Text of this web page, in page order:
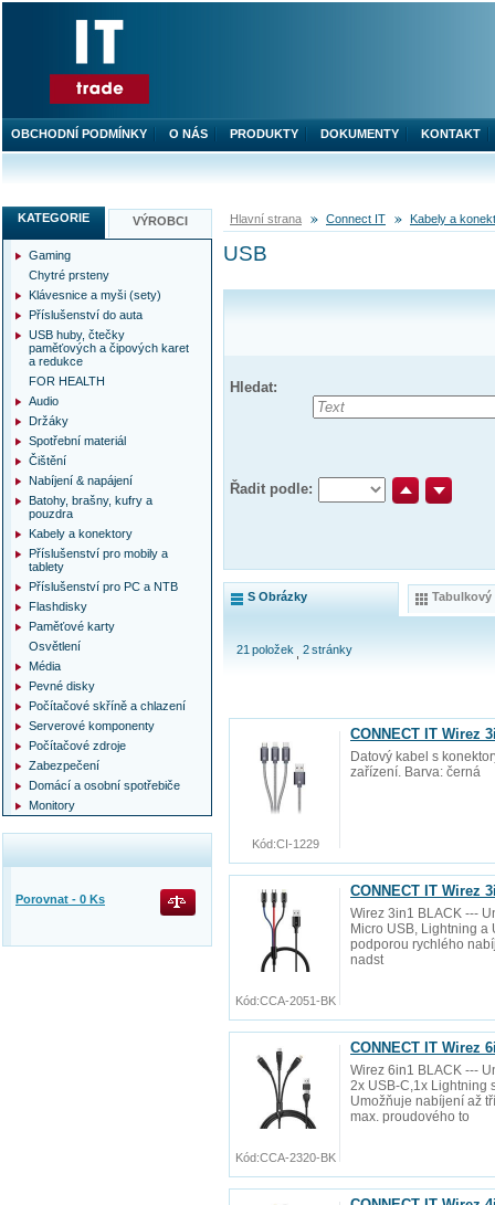
Hlavní strana Connect IT Kabely a
USB
Hledat:
Řadit podle:
S Obrázky Tabulkový
21 položek 2stránky
CONNECT IT Wirez
m
Datový kabel s
zařízení. Barva: černá
Kód:CI-1229
CONNECT IT Wirez
Wirez 3in1 BLACK ---
Micro USB, Lightning
podporou rychlého
nadst
Kód:CCA-2051-BK
CONNECT IT Wirez
Wirez 6in1 BLACK ---
2x USB-C,1x Lightning
Umožňuje nabíjení až
max. proudového to
Kód:CCA-2320-BK
KATEGORIE VÝROBCI
Gaming
Chytré prsteny
Klávesnice a myši (sety)
Příslušenství do auta
USB huby, čtečky
paměťových a čipových karet
a redukce
FOR HEALTH
Audio
Držáky
Spotřební materiál
Čištění
Nabíjení & napájení
Batohy, brašny, kufry a
pouzdra
Kabely a konektory
Příslušenství pro mobily a
tablety
Příslušenství pro PC a NTB
Flashdisky
Paměťové karty
Osvětlení
Média
Pevné disky
Počítačové skříně a chlazení
Serverové komponenty
Počítačové zdroje
Zabezpečení
Domácí a osobní spotřebiče
Monitory
Porovnat - 0 Ks
OBCHODNÍ PODMÍNKY O NÁS PRODUKTY DOKUMENTY KONTAKT